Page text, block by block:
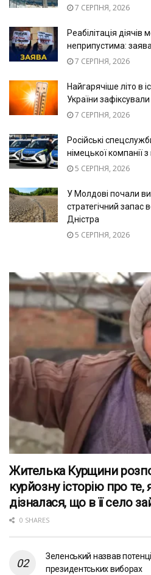
7 СЕРПНЯ, 2026
Реабілітація діячів
неприпустима:
7 СЕРПНЯ, 2026
Найгарячіше літо в
України
7 СЕРПНЯ, 2026
Російські
німецької компанії
5 СЕРПНЯ, 2026
У Молдові почали
стратегічний запас
Дністра
5 СЕРПНЯ, 2026
Жителька Курщини
курйозну історію про те,
дізналася, що в її село
0 SHARES
Зеленський назвав
президентських виборах